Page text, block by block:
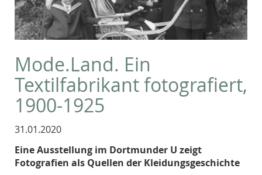
Mode.Land. Ein
Textilfabrikant fotografiert,
1900-1925
31.01.2020
Eine Ausstellung im Dortmunder U zeigt
Fotografien als Quellen der Kleidungsgeschichte